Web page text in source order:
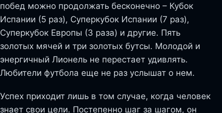
побед можно продолжать бесконечно – Кубок
Испании (5 раз), Суперкубок Испании (7 раз),
Суперкубок Европы (3 раза) и другие. Пять
золотых мячей и три золотых бутсы. Молодой и
энергичный Лионель не перестает удивлять.
Любители футбола еще не раз услышат о нем.
Успех приходит лишь в том случае, когда человек
знает свои цели. Постепенно шаг за шагом, он